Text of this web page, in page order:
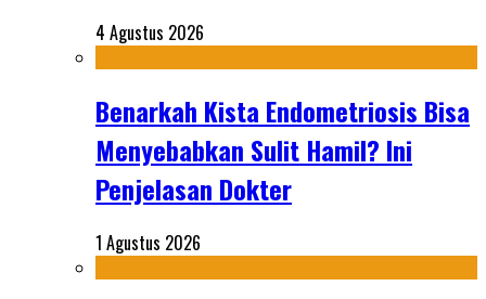
4 Agustus 2026
Benarkah Kista Endometriosis Bisa
Menyebabkan Sulit Hamil? Ini
Penjelasan Dokter
1 Agustus 2026